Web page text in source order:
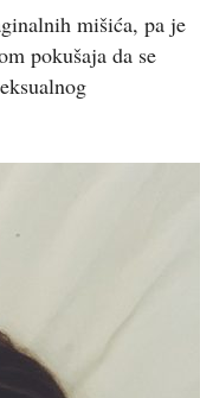
mišića, pa je
pokušaja da se